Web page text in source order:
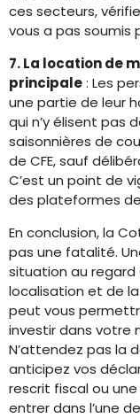
ces secteurs,
vous a pas soumis
7. La location de
principale: Les
une partie de leur
qui n’y élisent pas
saisonnières de
de CFE, sauf
C’est un point de
des plateformes
En conclusion, la
pas une fatalité.
situation au regard
localisation et de
peut vous
investir dans votre
N’attendez pas la
anticipez vos
rescrit fiscal ou
entrer dans l’une